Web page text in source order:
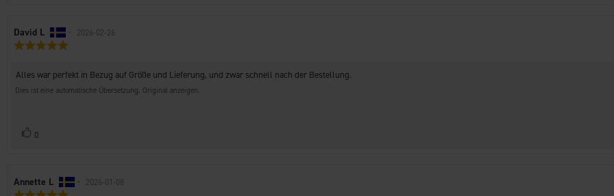
Autor
der
David L • Bewertungsdatum:
2026-02-26
5
Sternen
Rezensionstext:
Alles war perfekt in Bezug auf Größe und Lieferung, und zwar schnell nach der Bestellung.
Dies ist eine automatische Übersetzung. Original anzeigen.
Stimme
0
Autor
Annette L • Bewertungsdatum:
2026-01-08